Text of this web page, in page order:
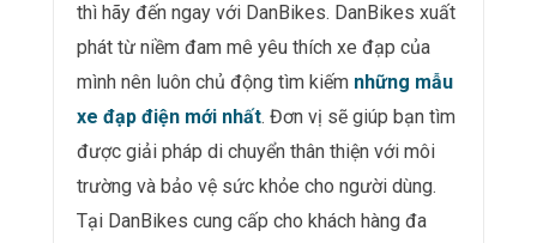
thì hãy đến ngay với DanBikes. DanBikes xuất
phát từ niềm đam mê yêu thích xe đạp của
mình nên luôn chủ động tìm kiếm những mẫu
xe đạp điện mới nhất. Đơn vị sẽ giúp bạn tìm
được giải pháp di chuyển thân thiện với môi
trường và bảo vệ sức khỏe cho người dùng.
Tại DanBikes cung cấp cho khách hàng đa